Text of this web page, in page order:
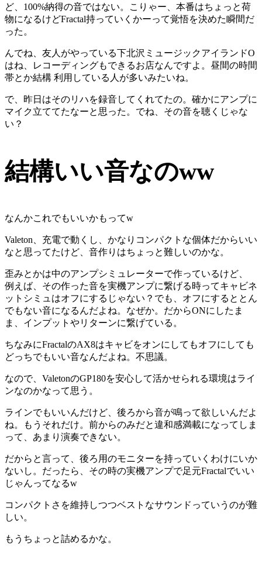
ど、100%納得の音ではない。こりゃー、本番はちょっと荷
物になるけどFractal持っていくかーって覚悟を決めた瞬間だ
った。
んでね、友人がやっている下北沢ミュージックアイランドO
はね、レコーディングもできるお店なんですよ。昼間の時間
帯とか結構 利用している人が多いみたいね。
で、昨日はそのリハを録音してくれてたの。確かにアンプに
マイク立ててたなーと思った。でね、その音を聴くじゃな
い？
結構いい音なのww
なんかこれでもいいかもってw
Valeton、充電で動くし、かなりコンパクトな個体だからいい
なと思ってたけど、音作りはちょっと難しいのかな。
歪みとかは中のアンプシミュレーターで作っているけど、
例えば、その作った音を実機アンプに繋げる時ってキャビネ
ットシミュはオフにするじゃない？でも、オフにするととん
でもない音になるんだよね。なぜか。だからONにしたま
ま、インプットやリターンに繋げている。
ちなみにFractalのAX8はキャビをオンにしてもオフにしても
どっちでもいい音なんだよね。不思議。
なので、ValetonのGP180を安心して活かせられる環境はライ
ンなのかなって思う。
ラインでもいいんだけど、後ろから音が鳴って欲しいんだよ
ね。もうそれだけ。前からのみだと違和感満載になってしま
って、あまり演奏できない。
だからと言って、後ろ用のモニターを持っていくわけにいか
ないし。だったら、その時の実機アンプで足元Fractalでいい
じゃんってなるw
コンパクトさを維持しつつベストなサウンドっていうのが難
しい。
もうちょっと詰めるかな。